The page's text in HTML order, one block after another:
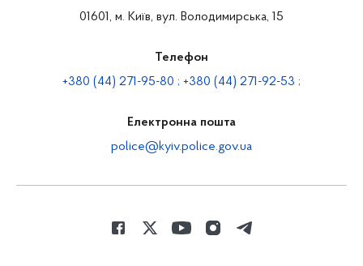
01601, м. Київ, вул. Володимирська, 15
Телефон
+380 (44) 271-95-80 ; +380 (44) 271-92-53 ;
Електронна пошта
police@kyiv.police.gov.ua